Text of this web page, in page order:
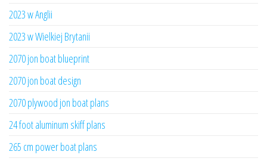
2023 w Anglii
2023 w Wielkiej Brytanii
2070 jon boat blueprint
2070 jon boat design
2070 plywood jon boat plans
24 foot aluminum skiff plans
265 cm power boat plans